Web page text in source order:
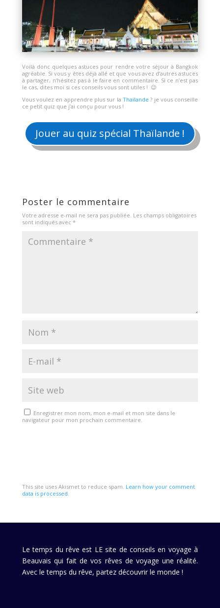
Voilà donc quelques astuces pour rendre votre séjour à Bangkok
agréable. Si vous y êtes déjà allé et que vous avez d’autres astuces
à partager, n’hésitez pas à le faire en commentaire. Si ce n’est pas
le cas, dites moi si ces conseils vous sont utiles ! 😉
Vous voulez en apprendre plus sur la Thaïlande ? je vous conseille
ce petit quiz que j’ai conçu pour vous !
Jouer au quiz spécial Thaïlande !
Poster le commentaire
Votre adresse e-mail ne sera pas publiée. Les champs obligatoires
sont indiqués avec *
Enregistrer mon nom, mon e-mail et mon site dans le
navigateur pour mon prochain commentaire.
This site uses Akismet to reduce spam. Learn how your comment
data is processed
Le temps du rêve est LE site de conseils en voyage à
Beauvais qui fait de vos rêves de voyage une réalité.
Avec le temps du rêve, partez découvrir le monde !